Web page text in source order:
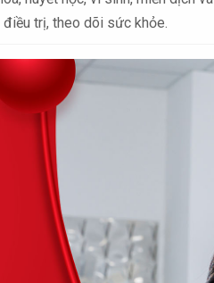
điều trị, theo dõi sức khỏe.